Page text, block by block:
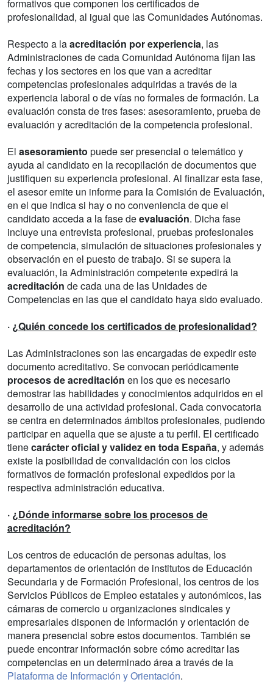
formativos que componen los certificados de
profesionalidad, al igual que las Comunidades Autónomas.
Respecto a laacreditación por experiencia, las
Administraciones de cada Comunidad Autónoma fijan las
fechas y los sectores en los que van a acreditar
competencias profesionales adquiridas a través de la
experiencia laboral o de vías no formales de formación. La
evaluación consta de tres fases: asesoramiento, prueba de
evaluación y acreditación de la competencia profesional.
El asesoramiento puede ser presencial o telemático y
ayuda al candidato en la recopilación de documentos que
justifiquen su experiencia profesional. Al finalizar esta fase,
el asesor emite un informe para la Comisión de Evaluación,
en el que indica si hay o no conveniencia de que el
candidato acceda a la fase deevaluación. Dicha fase
incluye una entrevista profesional, pruebas profesionales
de competencia, simulación de situaciones profesionales y
observación en el puesto de trabajo. Si se supera la
evaluación, la Administración competente expedirá la
acreditación de cada una de las Unidades de
Competencias en las que el candidato haya sido evaluado.
· ¿Quién concede los certificados de profesionalidad?
Las Administraciones son las encargadas de expedir este
documento acreditativo. Se convocan periódicamente
procesos de acreditación en los que es necesario
demostrar las habilidades y conocimientos adquiridos en el
desarrollo de una actividad profesional. Cada convocatoria
se centra en determinados ámbitos profesionales, pudiendo
participar en aquella que se ajuste a tu perfil. El certificado
tienecarácter oficial y validez en toda España, y además
existe la posibilidad de convalidación con los ciclos
formativos de formación profesional expedidos por la
respectiva administración educativa.
· ¿Dónde informarse sobre los procesos de
acreditación?
Los centros de educación de personas adultas, los
departamentos de orientación de institutos de Educación
Secundaria y de Formación Profesional, los centros de los
Servicios Públicos de Empleo estatales y autonómicos, las
cámaras de comercio u organizaciones sindicales y
empresariales disponen de información y orientación de
manera presencial sobre estos documentos. También se
puede encontrar información sobre cómo acreditar las
competencias en un determinado área a través de la
Plataforma de Información y Orientación.